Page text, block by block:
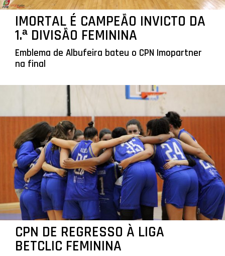
IMORTAL É CAMPEÃO INVICTO DA
1.ª DIVISÃO FEMININA
Emblema de Albufeira bateu o CPN Imopartner
na final
CPN DE REGRESSO À LIGA
BETCLIC FEMININA